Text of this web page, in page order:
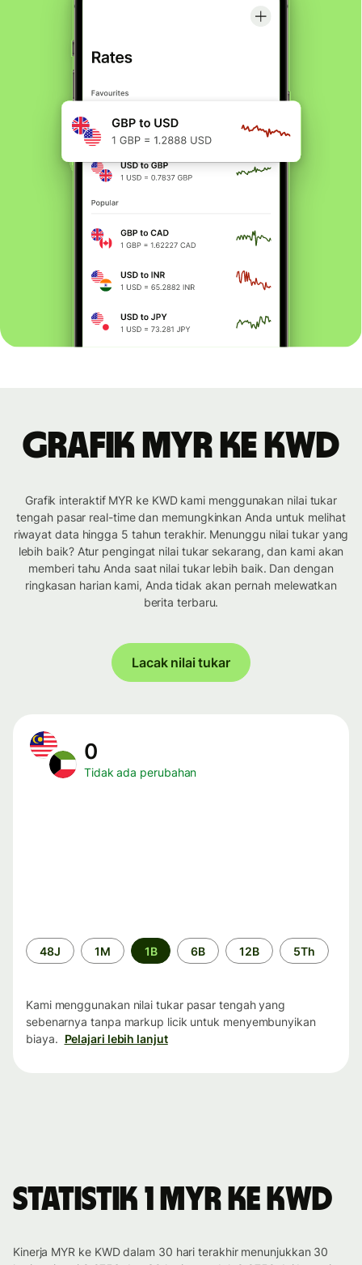
Grafik MYR ke KWD
Grafik interaktif MYR ke KWD kami menggunakan nilai tukar
tengah pasar real-time dan memungkinkan Anda untuk melihat
riwayat data hingga 5 tahun terakhir. Menunggu nilai tukar yang
lebih baik? Atur pengingat nilai tukar sekarang, dan kami akan
memberi tahu Anda saat nilai tukar lebih baik. Dan dengan
ringkasan harian kami, Anda tidak akan pernah melewatkan
berita terbaru.
Lacak nilai tukar
0
Tidak ada perubahan
Periode
waktu
48J 1M 1B 6B 12B 5Th
Kami menggunakan nilai tukar pasar tengah yang
sebenarnya tanpa markup licik untuk menyembunyikan
biaya. Pelajari lebih lanjut
Statistik 1 MYR ke KWD
Kinerja MYR ke KWD dalam 30 hari terakhir menunjukkan 30